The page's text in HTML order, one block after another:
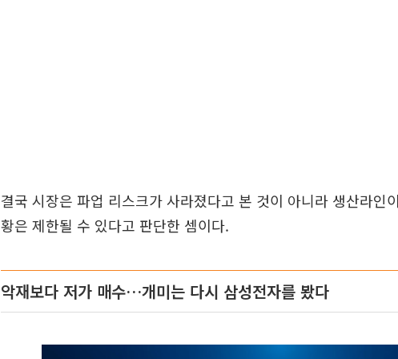
결국 시장은 파업 리스크가 사라졌다고 본 것이 아니라 생산라인
황은 제한될 수 있다고 판단한 셈이다.
악재보다 저가 매수…개미는 다시 삼성전자를 봤다